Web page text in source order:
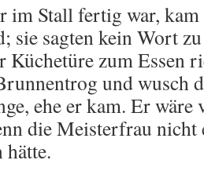
im Stall fertig war,
sie sagten kein Wort
Küchetüre zum Essen
und wusch
ehe er kam. Er
die Meisterfrau
hätte.